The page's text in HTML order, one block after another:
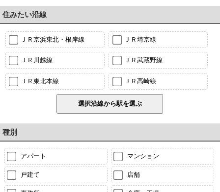
住みたい沿線
ＪＲ京浜東北・根岸線 ＪＲ埼京線
ＪＲ川越線 ＪＲ武蔵野線
ＪＲ東北本線 ＪＲ高崎線
種別
アパート マンション
戸建て 店舗